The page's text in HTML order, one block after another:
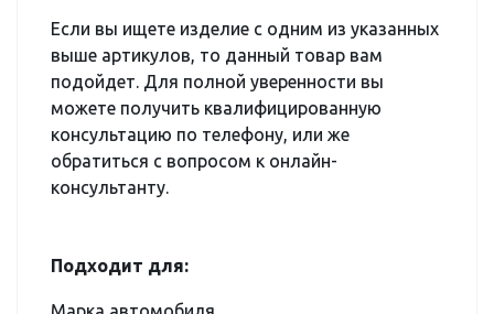
Если вы ищете изделие с одним из указанных
выше артикулов, то данный товар вам
подойдет. Для полной уверенности вы
можете получить квалифицированную
консультацию по телефону, или же
обратиться с вопросом к онлайн-
консультанту.
Подходит для: